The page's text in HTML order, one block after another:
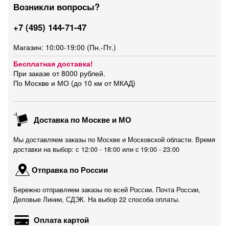
Возникли вопросы?
+7 (495) 144-71-47
Магазин: 10:00-19:00 (Пн.-Пт.)
Бесплатная доставка!
При заказе от 8000 рублей.
По Москве и МО (до 10 км от МКАД)
Доставка по Москве и МО
Мы доставляем заказы по Москве и Московской области. Время
доставки на выбор: с 12:00 - 18:00 или c 19:00 - 23:00
Отправка по России
Бережно отправляем заказы по всей России. Почта России,
Деловые Линии, СДЭК. На выбор 22 способа оплаты.
Оплата картой